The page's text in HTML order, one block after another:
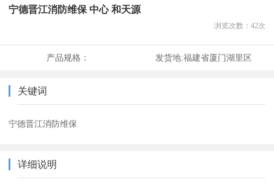
宁德晋江消防维保 中心 和天源
浏览次数： 42次
产品规格： 发货地:福建省厦门湖里区
关键词
宁德晋江消防维保
详细说明